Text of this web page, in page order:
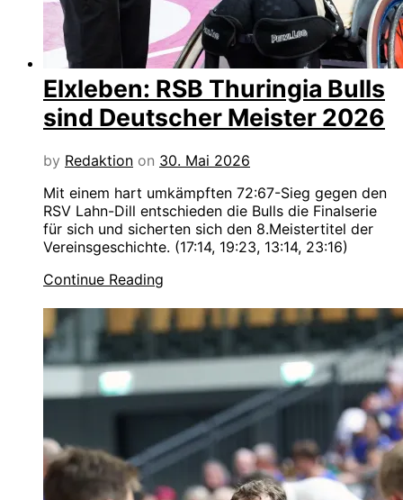
Elxleben: RSB Thuringia Bulls
sind Deutscher Meister 2026
by Redaktion on 30. Mai 2026
Mit einem hart umkämpften 72:67-Sieg gegen den
RSV Lahn-Dill entschieden die Bulls die Finalserie
für sich und sicherten sich den 8.Meistertitel der
Vereinsgeschichte. (17:14, 19:23, 13:14, 23:16)
Continue Reading